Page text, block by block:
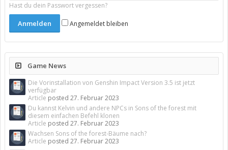
Hast du dein Passwort vergessen?
Angemeldet bleiben
Game News
Die Vorinstallation von Genshin Impact Version 3.5 ist jetzt
verfügbar
Article posted 27. Februar 2023
Du kannst Kelvin und andere NPCs in Sons of the forest mit
diesem einfachen Befehl klonen
Article posted 27. Februar 2023
Wachsen Sons of the forest-Bäume nach?
Article posted 27. Februar 2023